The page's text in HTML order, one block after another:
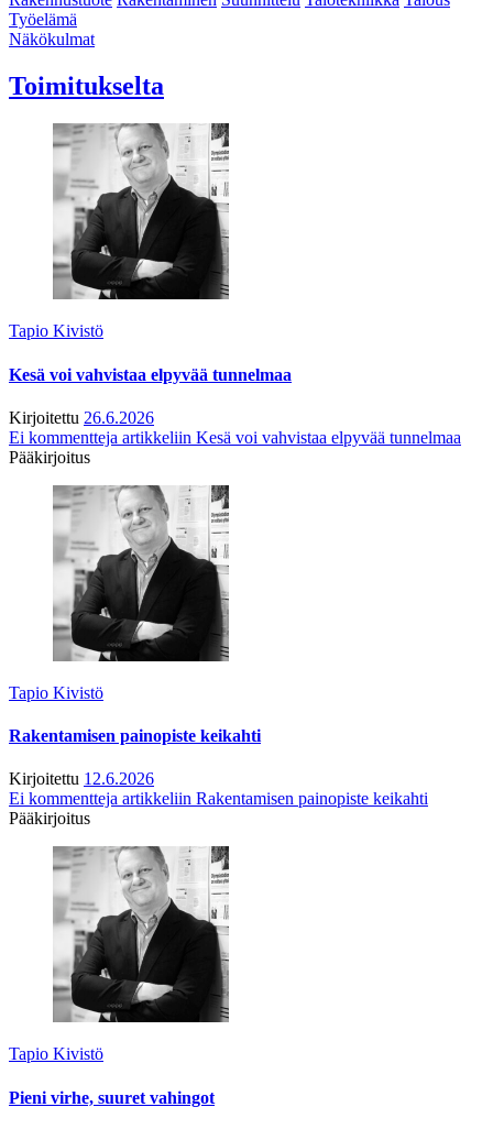
Työelämä
Näkökulmat
Toimitukselta
Tapio Kivistö
Kesä voi vahvistaa elpyvää tunnelmaa
Kirjoitettu 26.6.2026
Ei kommentteja artikkeliin Kesä voi vahvistaa elpyvää tunnelmaa
Pääkirjoitus
Tapio Kivistö
Rakentamisen painopiste keikahti
Kirjoitettu 12.6.2026
Ei kommentteja artikkeliin Rakentamisen painopiste keikahti
Pääkirjoitus
Tapio Kivistö
Pieni virhe, suuret vahingot